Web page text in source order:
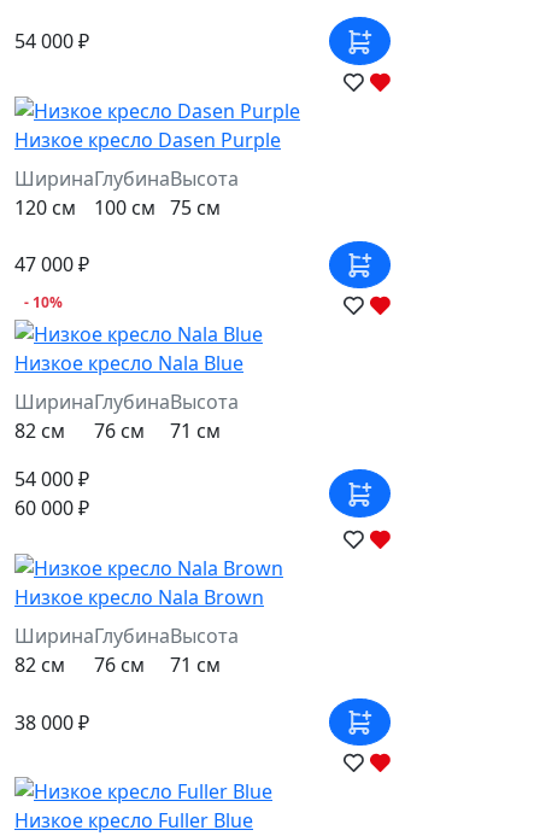
54 000 ₽
Низкое кресло Dasen Purple
Ширина
120 см
Глубина
100 см
Высота
75 см
47 000 ₽
- 10%
Низкое кресло Nala Blue
Ширина
82 см
Глубина
76 см
Высота
71 см
54 000 ₽
60 000 ₽
Низкое кресло Nala Brown
Ширина
82 см
Глубина
76 см
Высота
71 см
38 000 ₽
Низкое кресло Fuller Blue